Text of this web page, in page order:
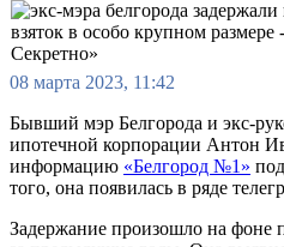
08 марта 2023, 11:42
Бывший мэр Белгорода и экс-
ипотечной корпорации Антон
информацию «Белгород №1»
того, она появилась в ряде
Задержание произошло на фоне